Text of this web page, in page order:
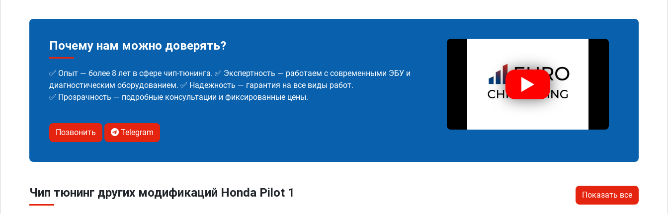
Почему нам можно доверять?
✅ Опыт — более 8 лет в сфере чип-тюнинга. ✅ Экспертность — работаем с современными ЭБУ и
диагностическим оборудованием. ✅ Надежность — гарантия на все виды работ.
✅ Прозрачность — подробные консультации и фиксированные цены.
Позвонить Telegram
Чип тюнинг других модификаций Honda Pilot 1 Показать все